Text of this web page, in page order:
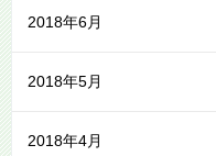
2018年6月
2018年5月
2018年4月